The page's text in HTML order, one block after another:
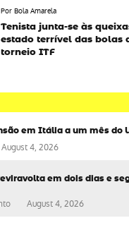
Por Bola Amarela
Tenista junta-se às
estado terrível das bolas
torneio ITF
em Itália a um mês do
August 4, 2026
em dois dias e
August 4, 2026